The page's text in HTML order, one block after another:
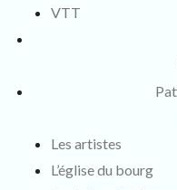
VTT
Les artistes
L’église du bourg